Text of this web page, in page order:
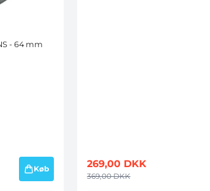
- 64 mm
Køb 269,00 DKK
369,00DKK